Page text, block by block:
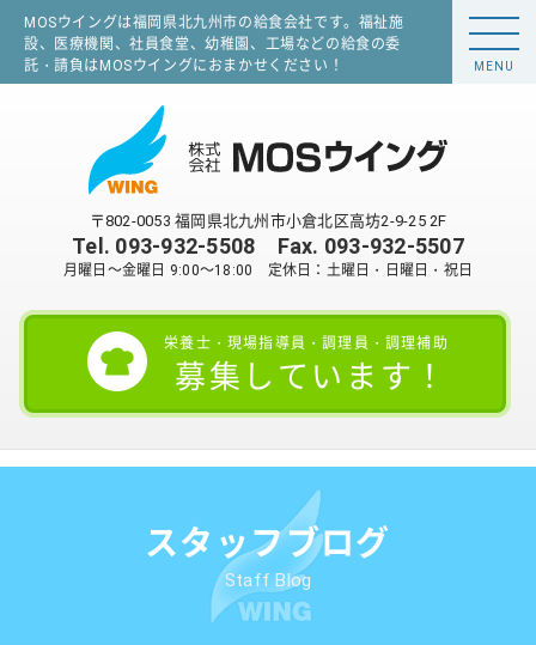
MOSウイングは福岡県北九州市の給食会社です。福祉施
設、医療機関、社員食堂、幼稚園、工場などの給食の委
託・請負はMOSウイングにおまかせください！
〒802-0053 福岡県北九州市小倉北区高坊2-9-25 2F
Tel. 093-932-5508 Fax. 093-932-5507
月曜日～金曜日 9:00～18:00 定休日：土曜日・日曜日・祝日
栄養士・現場指導員・調理員・調理補助
募集しています！
MENU
スタッフブログ
Staff Blog